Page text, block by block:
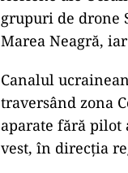
grupuri de drone
Marea Neagră,
Canalul
traversând zona
aparate fără pilot
vest, în direcția